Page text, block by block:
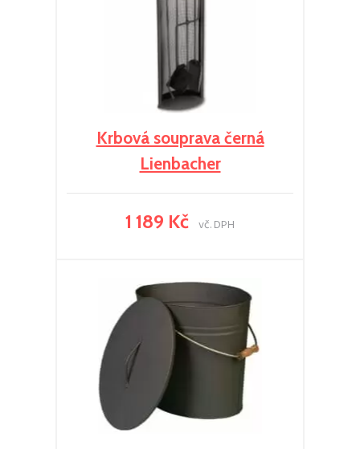
Krbová souprava černá
Lienbacher
1 189 Kč vč. DPH